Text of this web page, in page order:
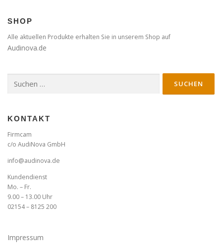
SHOP
Alle aktuellen Produkte erhalten Sie in unserem Shop auf
Audinova.de
nach:
KONTAKT
Firmcam
c/o AudiNova GmbH
info@audinova.de
Kundendienst
Mo. – Fr.
9.00 – 13.00 Uhr
02154 – 8125 200
Impressum